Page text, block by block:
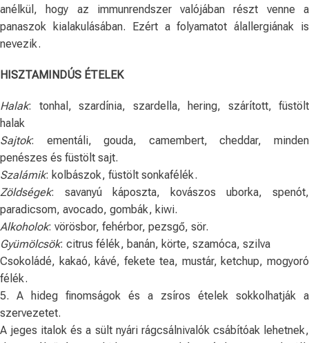
anélkül, hogy az immunrendszer valójában részt venne a
panaszok kialakulásában. Ezért a folyamatot álallergiának is
nevezik.
HISZTAMINDÚS ÉTELEK
Halak: tonhal, szardínia, szardella, hering, szárított, füstölt
halak
Sajtok: ementáli, gouda, camembert, cheddar, minden
penészes és füstölt sajt.
Szalámik: kolbászok, füstölt sonkafélék.
Zöldségek: savanyú káposzta, kovászos uborka, spenót,
paradicsom, avocado, gombák, kiwi.
Alkoholok: vörösbor, fehérbor, pezsgő, sör.
Gyümölcsök: citrus félék, banán, körte, szamóca, szilva
Csokoládé, kakaó, kávé, fekete tea, mustár, ketchup, mogyoró
félék.
5. A hideg finomságok és a zsíros ételek sokkolhatják a
szervezetet.
A jeges italok és a sült nyári rágcsálnivalók csábítóak lehetnek,